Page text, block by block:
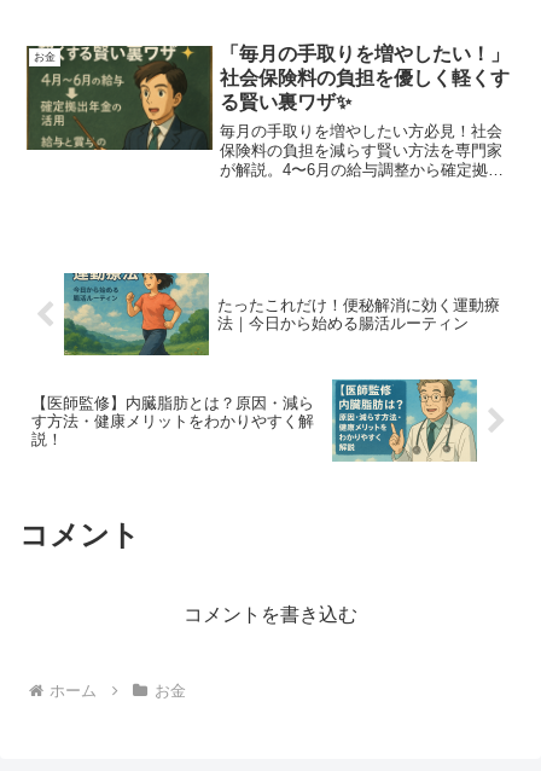
お金
「毎月の手取りを増やしたい！」
社会保険料の負担を優しく軽くす
る賢い裏ワザ✨
毎月の手取りを増やしたい方必見！社会
保険料の負担を減らす賢い方法を専門家
が解説。4〜6月の給与調整から確定拠出
たったこれだけ！便秘解消に効く運動療
法｜今日から始める腸活ルーティン
【医師監修】内臓脂肪とは？原因・減ら
す方法・健康メリットをわかりやすく解
説！
コメント
コメントを書き込む
ホーム お金